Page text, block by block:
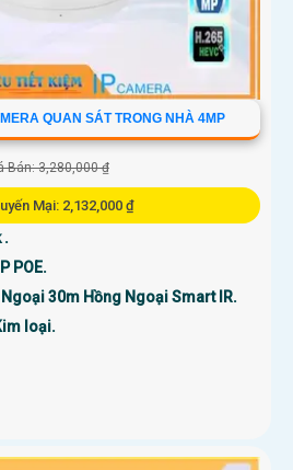
QUAN SÁT TRONG NHÀ 4MP
Bán: 3,280,000 ₫
Mại: 2,132,000 ₫
.
IP POE.
Ngoại 30m Hồng Ngoại Smart IR.
loại.